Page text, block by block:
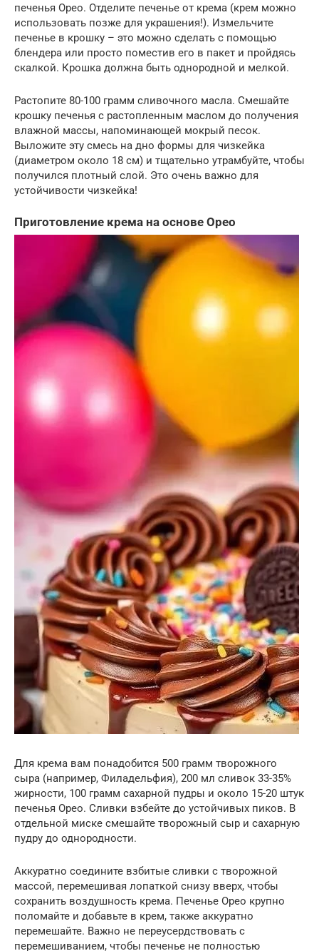
печенья Орео. Отделите печенье от крема (крем можно
использовать позже для украшения!). Измельчите
печенье в крошку – это можно сделать с помощью
блендера или просто поместив его в пакет и пройдясь
скалкой. Крошка должна быть однородной и мелкой.
Растопите 80-100 грамм сливочного масла. Смешайте
крошку печенья с растопленным маслом до получения
влажной массы, напоминающей мокрый песок.
Выложите эту смесь на дно формы для чизкейка
(диаметром около 18 см) и тщательно утрамбуйте, чтобы
получился плотный слой. Это очень важно для
устойчивости чизкейка!
Приготовление крема на основе Орео
Для крема вам понадобится 500 грамм творожного
сыра (например, Филадельфия), 200 мл сливок 33-35%
жирности, 100 грамм сахарной пудры и около 15-20 штук
печенья Орео. Сливки взбейте до устойчивых пиков. В
отдельной миске смешайте творожный сыр и сахарную
пудру до однородности.
Аккуратно соедините взбитые сливки с творожной
массой, перемешивая лопаткой снизу вверх, чтобы
сохранить воздушность крема. Печенье Орео крупно
поломайте и добавьте в крем, также аккуратно
перемешайте. Важно не переусердствовать с
перемешиванием, чтобы печенье не полностью